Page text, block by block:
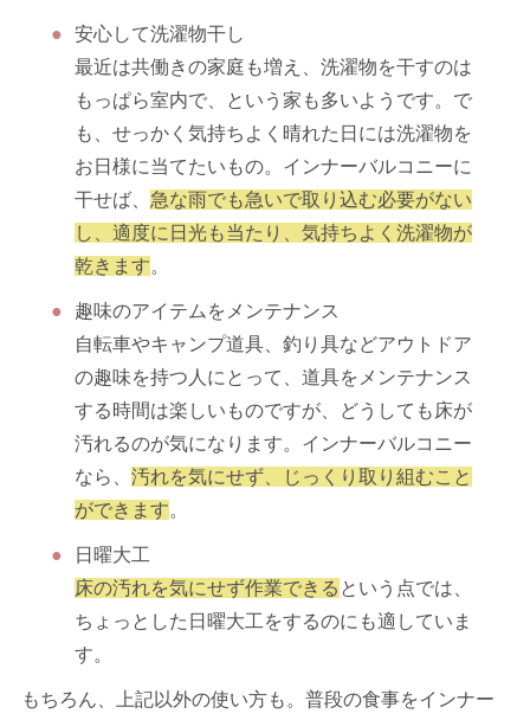
安心して洗濯物干し
最近は共働きの家庭も増え、洗濯物を干すのは
もっぱら室内で、という家も多いようです。で
も、せっかく気持ちよく晴れた日には洗濯物を
お日様に当てたいもの。インナーバルコニーに
干せば、 急な雨でも急いで取り込む必要がない
し、適度に日光も当たり、気持ちよく洗濯物が
乾きます。
趣味のアイテムをメンテナンス
自転車やキャンプ道具、釣り具などアウトドア
の趣味を持つ人にとって、道具をメンテナンス
する時間は楽しいものですが、どうしても床が
汚れるのが気になります。インナーバルコニー
なら、 汚れを気にせず、じっくり取り組むこと
ができます。
日曜大工
床の汚れを気にせず作業できる という点では、
ちょっとした日曜大工をするのにも適していま
す。
もちろん、上記以外の使い方も。普段の食事をインナー